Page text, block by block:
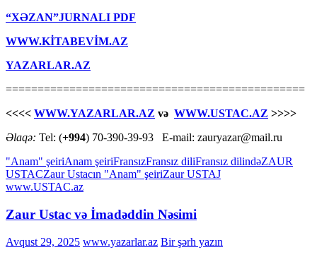
“XƏZAN”JURNALI PDF
WWW.KİTABEVİM.AZ
YAZARLAR.AZ
===============================================
<<<< WWW.YAZARLAR.AZ və WWW.USTAC.AZ >>>>
Əlaqə: Tel: (+994) 70-390-39-93 E-mail: zauryazar@mail.ru
"Anam" şeiriAnam şeiriFransızFransız diliFransız dilindəZAUR
USTACZaur Ustacın "Anam" şeiriZaur USTAJ
www.USTAC.az
Zaur Ustac və İmadəddin Nəsimi
Avqust 29, 2025 www.yazarlar.az Bir şərh yazın